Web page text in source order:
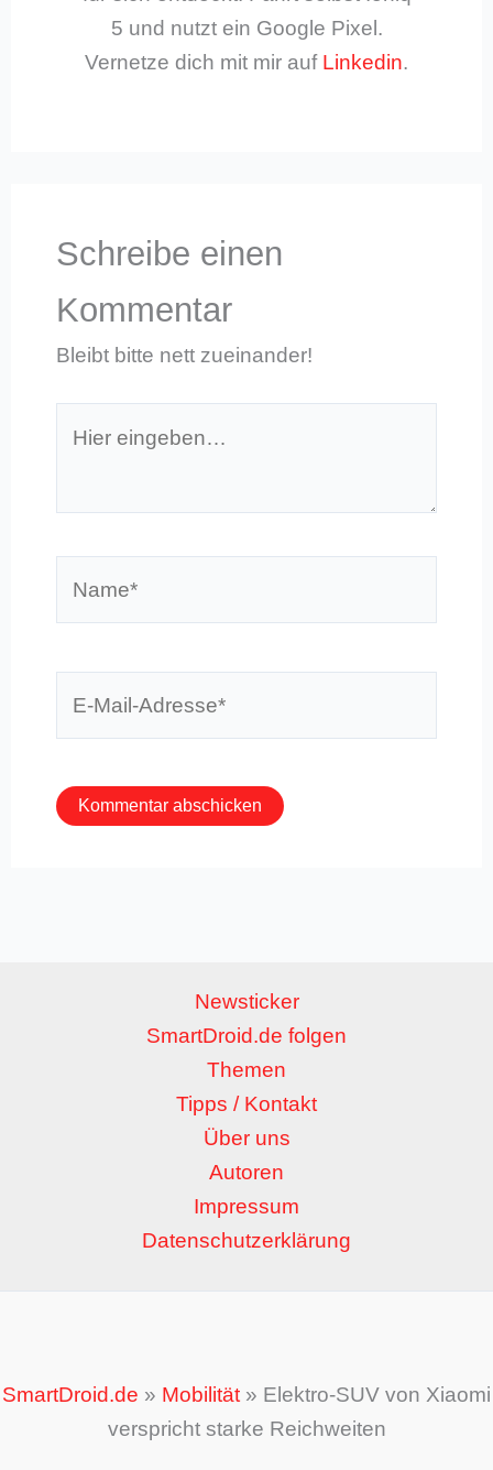
5 und nutzt ein Google Pixel.
Vernetze dich mit mir auf Linkedin.
Schreibe einen
Kommentar
Bleibt bitte nett zueinander!
eingeben…
Newsticker
SmartDroid.de folgen
Themen
Tipps / Kontakt
Über uns
Autoren
Impressum
Datenschutzerklärung
SmartDroid.de » Mobilität» Elektro-SUV von Xiaomi
verspricht starke Reichweiten